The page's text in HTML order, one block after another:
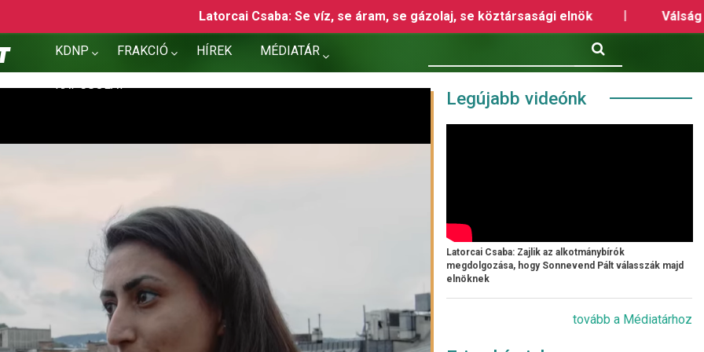
Latorcai Csaba: Se víz, se áram, se gázolaj, se köztársasági elnök Válság idején az Orbán-kormány
KDNP FRAKCIÓ HÍREK MÉDIATÁR
Legújabb videónk
Latorcai Csaba: Zajlik az alkotmánybírók
megdolgozása, hogy Sonnevend Pált válasszák majd
elnöknek
tovább a Médiatárhoz